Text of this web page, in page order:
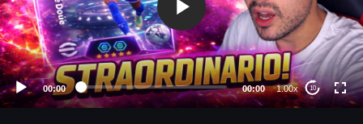
P
l
a
y
e
r
00:00 00:00 1.00x 10